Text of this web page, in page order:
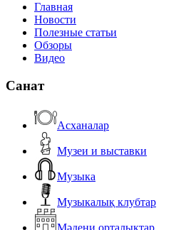
Главная
Новости
Полезные статьи
Обзоры
Видео
Санат
Асханалар
Музеи и выставки
Музыка
Музыкалық клубтар